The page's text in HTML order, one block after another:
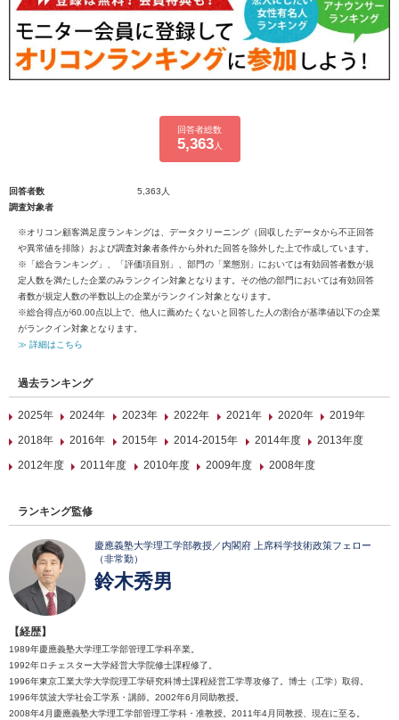
回答者総数
5,363人
回答者数
5,363人
調査対象者
※オリコン顧客満足度ランキングは、データクリーニング（回収したデータから不正回答
や異常値を排除）および調査対象者条件から外れた回答を除外した上で作成しています。
※「総合ランキング」、「評価項目別」、部門の「業態別」においては有効回答者数が規
定人数を満たした企業のみランクイン対象となります。その他の部門においては有効回答
者数が規定人数の半数以上の企業がランクイン対象となります。
※総合得点が60.00点以上で、他人に薦めたくないと回答した人の割合が基準値以下の企業
がランクイン対象となります。
≫ 詳細はこちら
過去ランキング
2025年 2024年 2023年 2022年 2021年 2020年
2019年
2018年
2016年 2015年 2014-2015年 2014年度
2013年度
2012年度
2011年度 2010年度 2009年度 2008年度
ランキング監修
慶應義塾大学理工学部教授／内閣府 上席科学技術政策フェロー
（非常勤）
鈴木秀男
【経歴】
1989年慶應義塾大学理工学部管理工学科卒業。
1992年ロチェスター大学経営大学院修士課程修了。
1996年東京工業大学大学院理工学研究科博士課程経営工学専攻修了。博士（工学）取得。
1996年筑波大学社会工学系・講師。2002年6月同助教授。
2008年4月慶應義塾大学理工学部管理工学科・准教授。2011年4月同教授、現在に至る。